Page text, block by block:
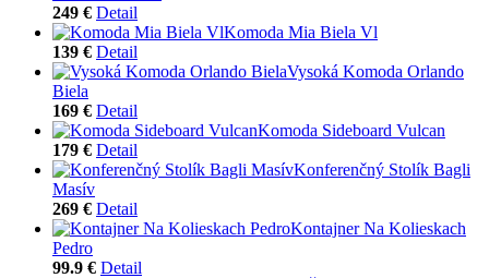
249 € Detail
Komoda Mia Biela Vl
139 € Detail
Vysoká Komoda Orlando
Biela
169 € Detail
Komoda Sideboard Vulcan
179 € Detail
Konferenčný Stolík Bagli
Masív
269 € Detail
Kontajner Na Kolieskach
Pedro
99.9 € Detail